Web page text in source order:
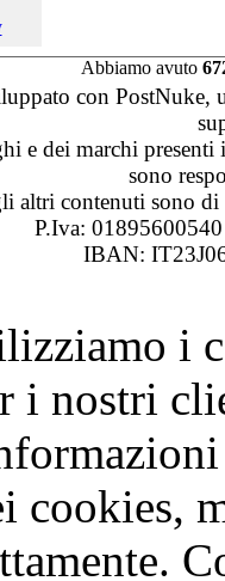
Abbiamo avuto
con PostNuke,
e dei marchi
sono
altri contenuti sono
P.Iva:
IBAN:
i
i nostri
cookies,